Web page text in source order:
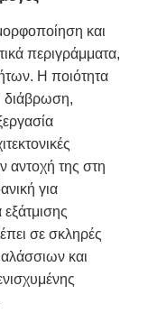
και
περιγράμματα,
Η ποιότητα
διάβρωση,
αντοχή της στη
για
σε σκληρές
και